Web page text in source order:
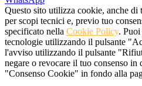
Questo sito utilizza cookie, anche di
per scopi tecnici e, previo tuo
specificato nella Cookie Policy. Puoi
tecnologie utilizzando il pulsante
l'avviso utilizzando il pulsante
negare o revocare il tuo consenso in
"Consenso Cookie" in fondo alla